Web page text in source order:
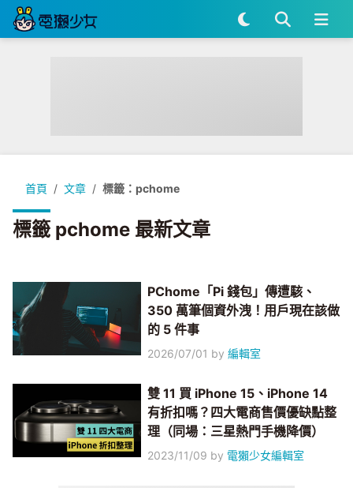
首頁 文章 標籤：pchome
標籤 pchome 最新文章
PChome「Pi 錢包」傳遭駭、
350 萬筆個資外洩！用戶現在該做
的 5 件事
2026/07/01 by編輯室
雙 11 買 iPhone 15、iPhone 14
有折扣嗎？四大電商售價優缺點整
理（同場：三星熱門手機降價）
2023/11/09 by 電獺少女編輯室